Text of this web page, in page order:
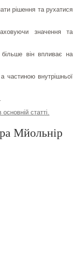
рішення та рухатися
значення та
він впливає на
частиною внутрішньої
статті.
Мйольнір